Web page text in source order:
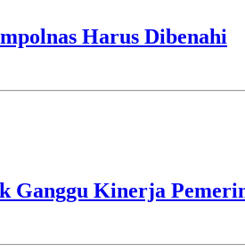
Harus Dibenahi
Ganggu Kinerja